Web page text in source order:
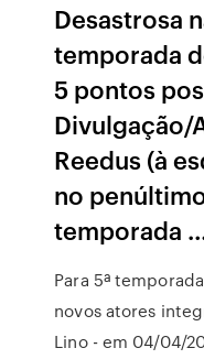
Desastrosa
temporada
5 pontos
Divulgação/
Reedus (à
no
temporada
Para 5ª
novos atores
Lino - em 04/04/